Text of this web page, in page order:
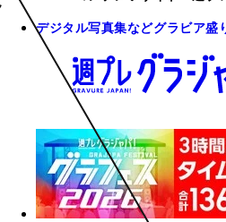
デジタル写真集などグラビア盛